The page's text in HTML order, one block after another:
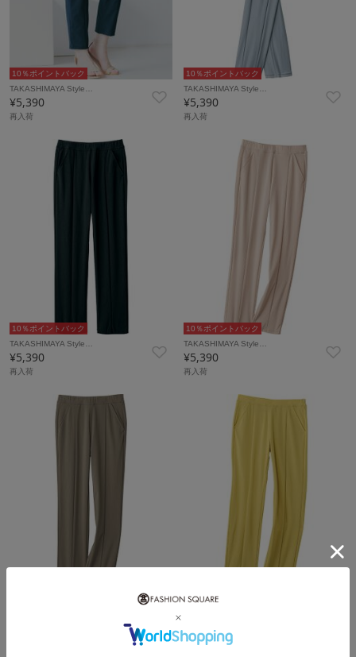
10％ポイントバック
TAKASHIMAYA Style…
¥5,390
再入荷
10％ポイントバック
TAKASHIMAYA Style…
¥5,390
再入荷
10％ポイントバック
TAKASHIMAYA Style…
¥5,390
再入荷
10％ポイントバック
TAKASHIMAYA Style…
¥5,390
再入荷
TAKASHIMAYA Style…